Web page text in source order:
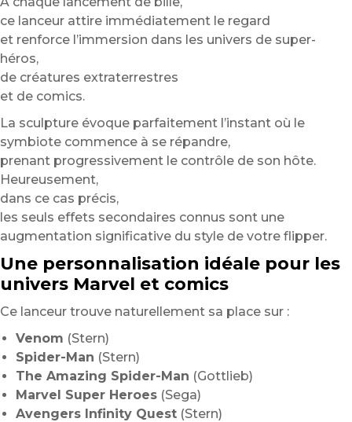
ce lanceur attire immédiatement le regard
et renforce l’immersion dans les univers de super-
héros,
de créatures extraterrestres
et de comics.
La sculpture évoque parfaitement l’instant où le
symbiote commence à se répandre,
prenant progressivement le contrôle de son hôte.
Heureusement,
dans ce cas précis,
les seuls effets secondaires connus sont une
augmentation significative du style de votre flipper.
Une personnalisation idéale pour les
univers Marvel et comics
Ce lanceur trouve naturellement sa place sur :
Venom (Stern)
Spider-Man (Stern)
The Amazing Spider-Man (Gottlieb)
Marvel Super Heroes (Sega)
Avengers Infinity Quest (Stern)